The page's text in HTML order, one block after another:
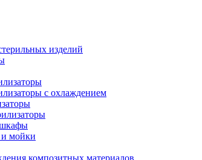
изделий
с охлаждением
и мойки
композитных материалов